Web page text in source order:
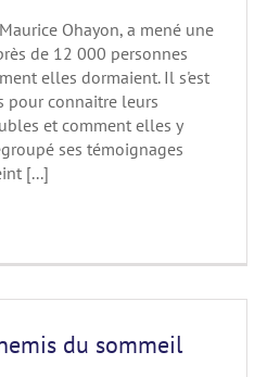
Ohayon, a mené une
de 12 000 personnes
elles dormaient. Il s'est
pour connaitre leurs
et comment elles y
ses témoignages
[...]
du sommeil